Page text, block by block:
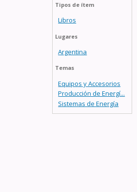
Tipos de ítem
Libros
Lugares
Argentina
Temas
Equipos y Accesorios
Producción de Energí...
Sistemas de Energía